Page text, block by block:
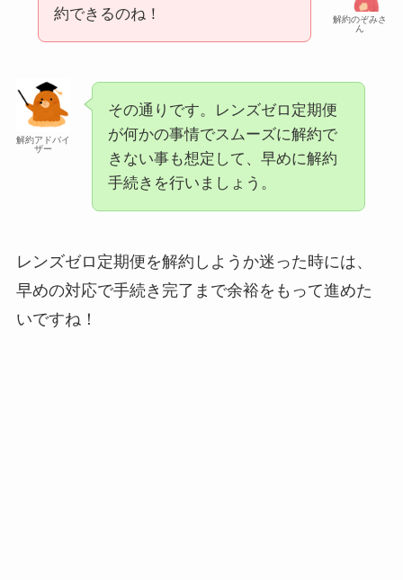
解約のぞみさ
ん
約できるのね！
解約アドバイ
ザー
その通りです。レンズゼロ定期便
が何かの事情でスムーズに解約で
きない事も想定して、早めに解約
手続きを行いましょう。
レンズゼロ定期便を解約しようか迷った時には、
早めの対応で手続き完了まで余裕をもって進めた
いですね！